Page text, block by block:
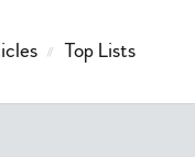
Top Lists